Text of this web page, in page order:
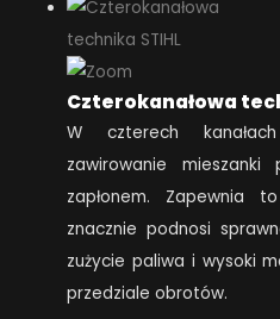
Czterokanałowa
W czterech
zawirowanie mieszanki
zapłonem. Zapewnia
znacznie podnosi
zużycie paliwa i wysoki
przedziale obrotów.